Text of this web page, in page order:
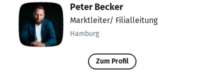
Peter Becker
Marktleiter/ Filialleitung
Hamburg
Zum Profil